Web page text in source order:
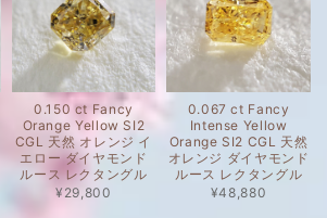
0.150 ct Fancy
Orange Yellow SI2
CGL 天然 オレンジ イ
エロー ダイヤモンド
ルース レクタングル
¥29,800
0.067 ct Fancy
Intense Yellow
Orange SI2 CGL 天然
オレンジ ダイヤモンド
ルース レクタングル
¥48,880